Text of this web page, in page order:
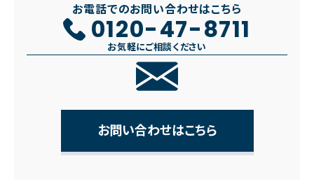
お電話でのお問い合わせはこちら
0120-47-8711
お気軽にご相談ください
お問い合わせはこちら